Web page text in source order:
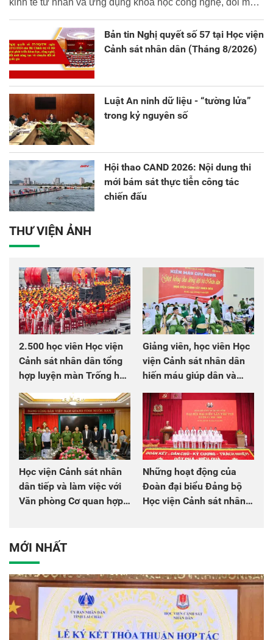
kinh tế tư nhân và ứng dụng khoa học công nghệ, đổi mới
Bản tin Nghị quyết số 57 tại Học viện
Cảnh sát nhân dân (Tháng 8/2026)
Luật An ninh dữ liệu - “tường lửa”
trong kỷ nguyên số
Hội thao CAND 2026: Nội dung thi
mới bám sát thực tiễn công tác
chiến đấu
THƯ VIỆN ẢNH
2.500 học viên Học viện
Cảnh sát nhân dân tổng
hợp luyện màn Trống hội
chào mừng Đại hội Đảng
Giảng viên, học viên Học
viện Cảnh sát nhân dân
hiến máu giúp dân và
đồng đội
Học viện Cảnh sát nhân
dân tiếp và làm việc với
Văn phòng Cơ quan hợp
Những hoạt động của
Đoàn đại biểu Đảng bộ
Học viện Cảnh sát nhân
MỚI NHẤT